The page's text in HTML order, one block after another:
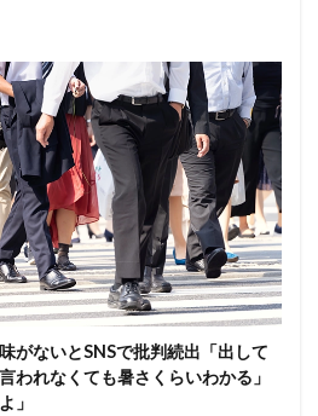
がないとSNSで批判続出「出して
われなくても暑さくらいわかる」
」